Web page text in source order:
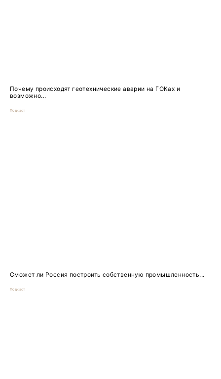
Почему происходят геотехнические аварии на ГОКах и
возможно...
Подкаст
Сможет ли Россия построить собственную промышленность...
Подкаст